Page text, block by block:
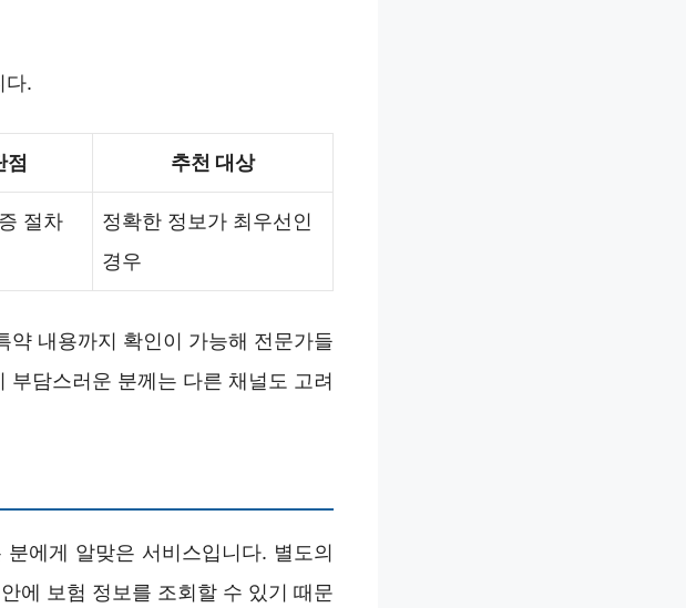
다.
점 추천 대상
절차
정확한 정보가 최우선인
경우
내용까지 확인이 가능해 전문가들
부담스러운 분께는 다른 채널도 고려
에게 알맞은 서비스입니다. 별도의
에 보험 정보를 조회할 수 있기 때문